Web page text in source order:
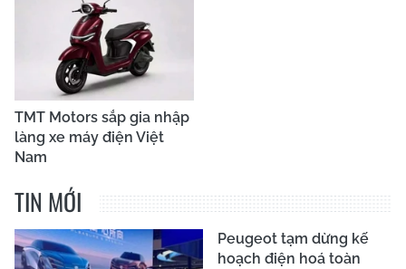
TMT Motors sắp gia nhập
làng xe máy điện Việt
Nam
TIN MỚI
Peugeot tạm dừng kế
hoạch điện hoá toàn